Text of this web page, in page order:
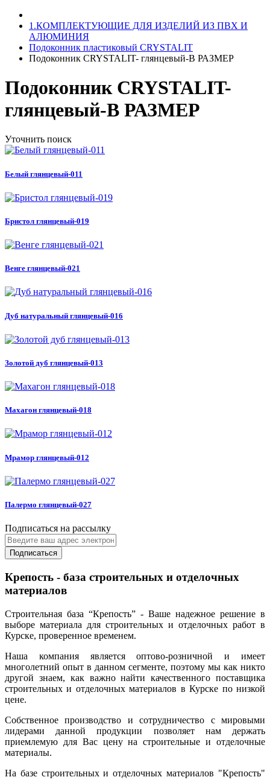
1.КОМПЛЕКТУЮЩИЕ ДЛЯ ИЗДЕЛИЙ ИЗ ПВХ И
АЛЮМИНИЯ
Подоконник пластиковый CRYSTALIT
Подоконник CRYSTALIT- глянцевый-В РАЗМЕР
Подоконник CRYSTALIT-
глянцевый-В РАЗМЕР
Уточнить поиск
Белый глянцевый-011
Бристол глянцевый-019
Венге глянцевый-021
Дуб натуральный глянцевый-016
Золотой дуб глянцевый-013
Махагон глянцевый-018
Мрамор глянцевый-012
Палермо глянцевый-027
Подписаться на рассылку
Подписаться
Крепость - база строительных и отделочных
материалов
Строительная база “Крепость” - Ваше надежное решение в
выборе материала для строительных и отделочных работ в
Курске, проверенное временем.
Наша компания является оптово-розничной и имеет
многолетний опыт в данном сегменте, поэтому мы как никто
другой знаем, как важно найти качественного поставщика
строительных и отделочных материалов в Курске по низкой
цене.
Собственное производство и сотрудничество с мировыми
лидерами данной продукции позволяет нам держать
приемлемую для Вас цену на строительные и отделочные
материалы.
На базе строительных и отделочных материалов "Крепость"